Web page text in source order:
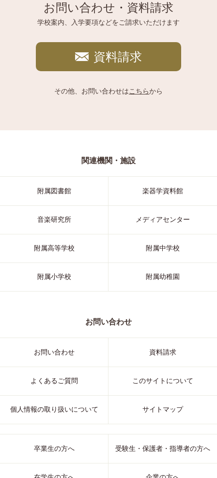
お問い合わせ・資料請求
学校案内、入学要項などをご請求いただけます
資料請求
その他、お問い合わせはこちらから
関連機関・施設
附属図書館 楽器学資料館
音楽研究所 メディアセンター
附属高等学校 附属中学校
附属小学校 附属幼稚園
お問い合わせ
お問い合わせ 資料請求
よくあるご質問 このサイトについて
個人情報の取り扱いについて サイトマップ
卒業生の方へ 受験生・保護者・指導者の方へ